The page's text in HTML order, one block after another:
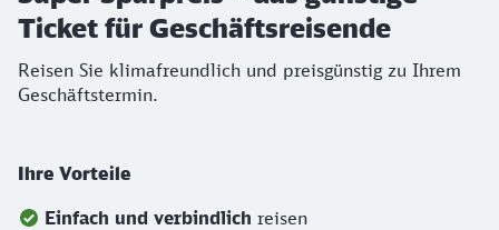
Ticket für Geschäftsreisende
Reisen Sie klimafreundlich und preisgünstig zu Ihrem
Geschäftstermin.
Ihre Vorteile
Einfach und verbindlich reisen